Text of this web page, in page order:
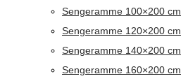
Sengeramme 100×200 cm
Sengeramme 120×200 cm
Sengeramme 140×200 cm
Sengeramme 160×200 cm